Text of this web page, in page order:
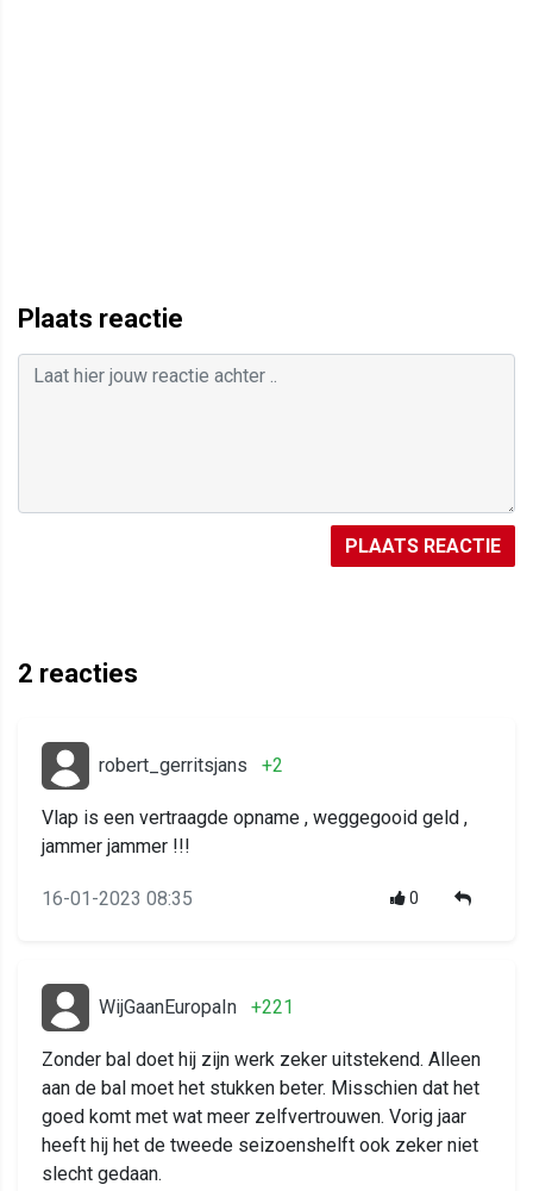
Plaats reactie
PLAATS REACTIE
2 reacties
robert_gerritsjans +2
Vlap is een vertraagde opname , weggegooid geld ,
jammer jammer !!!
16-01-2023 08:35 0
WijGaanEuropaIn +221
Zonder bal doet hij zijn werk zeker uitstekend. Alleen
aan de bal moet het stukken beter. Misschien dat het
goed komt met wat meer zelfvertrouwen. Vorig jaar
heeft hij het de tweede seizoenshelft ook zeker niet
slecht gedaan.